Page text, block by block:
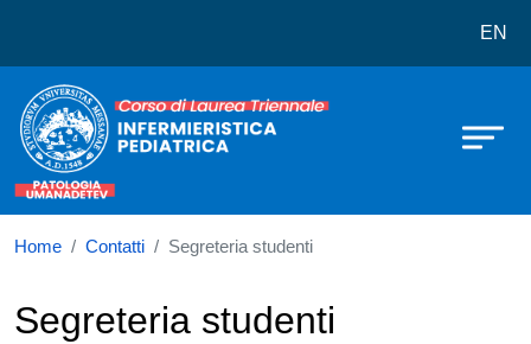
Corso di laurea in InfermieristicaEN
Home Contatti Segreteria studenti
Segreteria studenti